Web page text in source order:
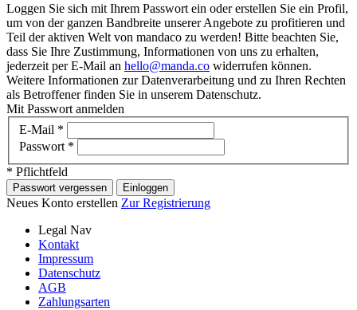
Loggen Sie sich mit Ihrem Passwort ein oder erstellen Sie ein Profil,
um von der ganzen Bandbreite unserer Angebote zu profitieren und
Teil der aktiven Welt von mandaco zu werden! Bitte beachten Sie,
dass Sie Ihre Zustimmung, Informationen von uns zu erhalten,
jederzeit per E-Mail an hello@manda.co widerrufen können.
Weitere Informationen zur Datenverarbeitung und zu Ihren Rechten
als Betroffener finden Sie in unserem Datenschutz.
Mit Passwort anmelden
E-Mail *
Passwort *
* Pflichtfeld
Passwort vergessen Einloggen
Neues Konto erstellen Zur Registrierung
Legal Nav
Kontakt
Impressum
Datenschutz
AGB
Zahlungsarten